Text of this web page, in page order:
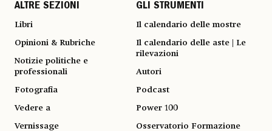
ALTRE SEZIONI
Libri
Opinioni & Rubriche
Notizie politiche e
professionali
Fotografia
Vedere a
Vernissage
GLI STRUMENTI
Il calendario delle mostre
Il calendario delle aste | Le
rilevazioni
Autori
Podcast
Power 100
Osservatorio Formazione